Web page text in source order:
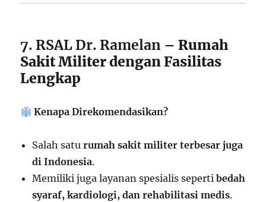
7. RSAL Dr. Ramelan – Rumah
Sakit Militer dengan Fasilitas
Lengkap
Kenapa Direkomendasikan?
Salah saturumah sakit militer terbesar juga
di Indonesia.
Memiliki juga layanan spesialis sepertibedah
syaraf, kardiologi, dan rehabilitasi medis.